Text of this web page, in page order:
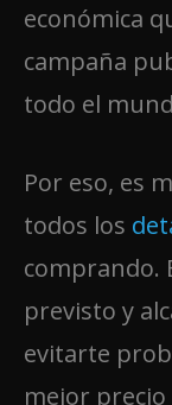
económica
campaña
todo el
Por eso, es
todos los
comprando.
previsto y
evitarte
mejor